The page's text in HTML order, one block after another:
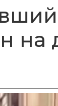
на